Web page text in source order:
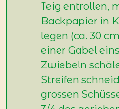
Teig entrollen,
Backpapier in
legen (ca. 30
einer Gabel
Zwiebeln
Streifen
grossen